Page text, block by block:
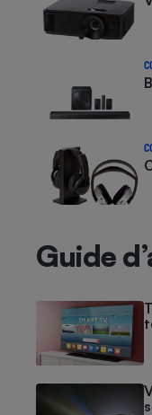
Guide